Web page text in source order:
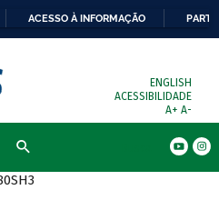
ACESSO À INFORMAÇÃO
ENGLISH
ACESSIBILIDADE
A+ A-